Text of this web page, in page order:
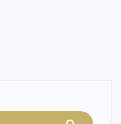
знаний. Приведу
тем, кто следит за